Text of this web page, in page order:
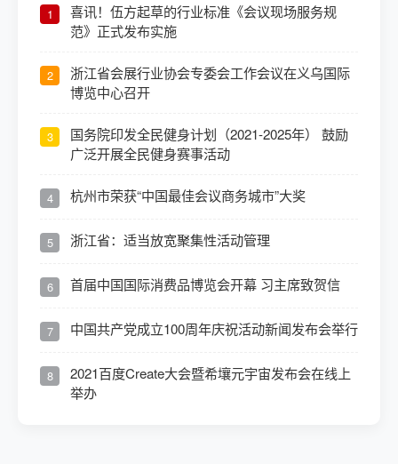
1
喜讯！伍方起草的行业标准《会议现场服务规
范》正式发布实施
2
浙江省会展行业协会专委会工作会议在义乌国际
博览中心召开
3
国务院印发全民健身计划（2021-2025年） 鼓励
广泛开展全民健身赛事活动
4 杭州市荣获“中国最佳会议商务城市”大奖
5 浙江省：适当放宽聚集性活动管理
6 首届中国国际消费品博览会开幕 习主席致贺信
7 中国共产党成立100周年庆祝活动新闻发布会举行
8
2021百度Create大会暨希壤元宇宙发布会在线上
举办